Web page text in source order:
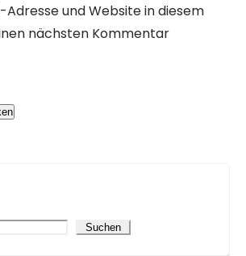
Adresse und Website in diesem
nächsten Kommentar
Suchen